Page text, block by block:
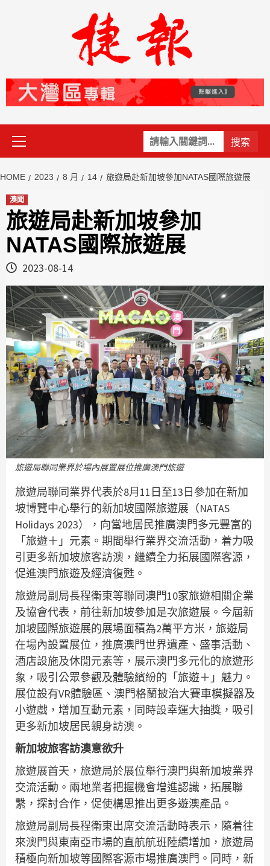
關
鍵
Primary
Menu
HOME 2023 8 月 14 旅遊局赴新加坡參加NATAS國際旅遊展
澳聞
旅遊局赴新加坡參加
NATAS國際旅遊展
2023-08-14
旅遊局聯同業界於場內展置展位推廣澳門旅遊
旅遊局聯同業界代表於8月11日至13日參加在新加
坡博覽中心舉行的新加坡國際旅遊展（NATAS
Holidays 2023），向當地居民推廣澳門多元豐富的
「旅遊＋」元素。期間舉行業界交流活動，着力吸
引更多新加坡旅客訪澳，繼續全力拓展國際客源，
促進澳門旅遊及經濟復甦。
旅遊局副局長程衛東等聯同澳門10家旅遊相關企業
及協會代表，前往新加坡參加是次旅遊展。今屆新
加坡國際旅遊展的展場面積為2萬平方米，旅遊局
在場內設置展位，推廣澳門世界遺產、盛事活動、
酒店設施及休閒元素等，展示澳門多元化的旅遊形
象，吸引公眾參觀及體驗繽紛的「旅遊＋」魅力。
展位設有VR體驗區、澳門格蘭披治大賽車模擬器及
小遊戲，增加互動元素，同時設幸運大抽獎，吸引
更多新加坡居民親身訪澳。
新加坡旅客訪澳意欲升
旅遊展首天，旅遊局於展位舉行澳門與新加坡業界
交流活動。兩地業者把握機會增進認識，拓展聯
繫，探討合作，促使構思推出更多遊澳產品。
旅遊局副局長程衛東出席交流活動時表示，隨着往
來澳門與東南亞市場的直航航班陸續增加，旅遊局
積極向新加坡等國際客源市場推廣澳門。同時，新